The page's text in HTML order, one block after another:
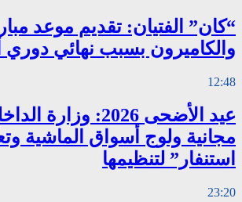
“كان” الفتيان: تقديم موعد
والكاميرون بسبب نهائي دوري
12:48
عيد الأضحى 2026: وزارة
مجانية ولوج أسواق الماشية
استنفار” لتنظيمها
23:20